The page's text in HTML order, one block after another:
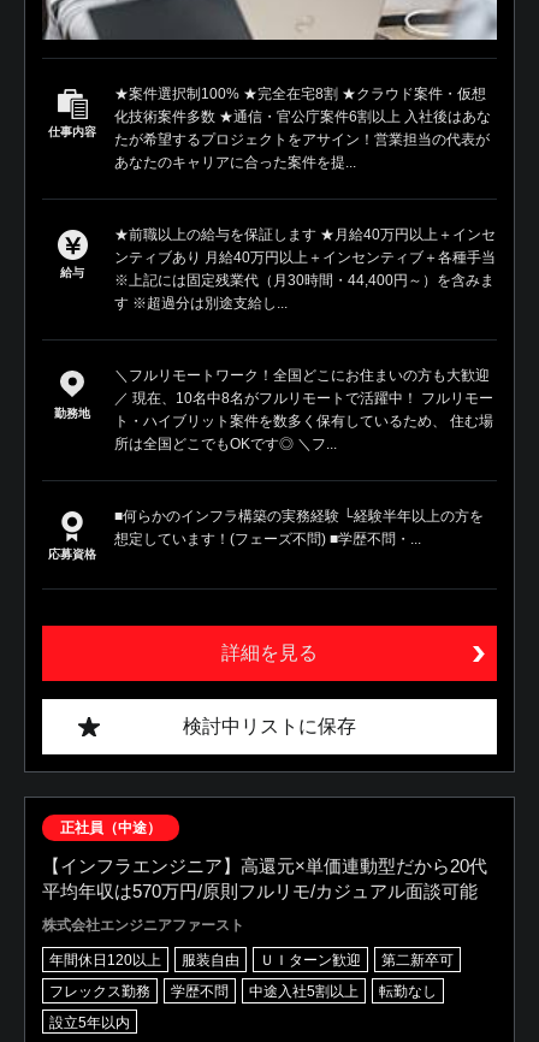
仕事内容
★案件選択制100% ★完全在宅8割 ★クラウド案件・仮想
化技術案件多数 ★通信・官公庁案件6割以上 入社後はあな
たが希望するプロジェクトをアサイン！営業担当の代表が
あなたのキャリアに合った案件を提...
給与
★前職以上の給与を保証します ★月給40万円以上＋インセ
ンティブあり 月給40万円以上＋インセンティブ＋各種手当
※上記には固定残業代（月30時間・44,400円～）を含みま
す ※超過分は別途支給し...
勤務地
＼フルリモートワーク！全国どこにお住まいの方も大歓迎
／ 現在、10名中8名がフルリモートで活躍中！ フルリモー
ト・ハイブリット案件を数多く保有しているため、 住む場
所は全国どこでもOKです◎ ＼フ...
応募資格
■何らかのインフラ構築の実務経験 └経験半年以上の方を
想定しています！(フェーズ不問) ■学歴不問・...
詳細を見る
検討中リストに保存
正社員（中途）
【インフラエンジニア】高還元×単価連動型だから20代
平均年収は570万円/原則フルリモ/カジュアル面談可能
株式会社エンジニアファースト
年間休日120以上 服装自由 ＵＩターン歓迎
第二新卒可
フレックス勤務
学歴不問 中途入社5割以上
転勤なし
設立5年以内